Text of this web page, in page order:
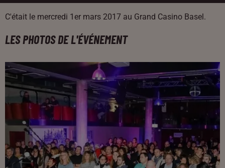
C'était le mercredi 1er mars 2017 au Grand Casino Basel.
LES PHOTOS DE L'ÉVÉNEMENT